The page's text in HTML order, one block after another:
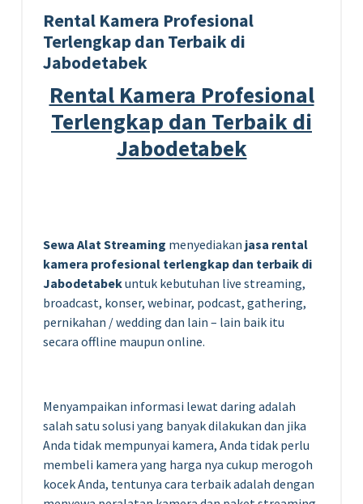
Rental Kamera Profesional
Terlengkap dan Terbaik di
Jabodetabek
Rental Kamera Profesional
Terlengkap dan Terbaik di
Jabodetabek
Sewa Alat Streaming menyediakan jasa rental
kamera profesional terlengkap dan terbaik di
Jabodetabekuntuk kebutuhan live streaming,
broadcast, konser, webinar, podcast, gathering,
pernikahan / wedding dan lain – lain baik itu
secara offline maupun online.
Menyampaikan informasi lewat daring adalah
salah satu solusi yang banyak dilakukan dan jika
Anda tidak mempunyai kamera, Anda tidak perlu
membeli kamera yang harga nya cukup merogoh
kocek Anda, tentunya cara terbaik adalah dengan